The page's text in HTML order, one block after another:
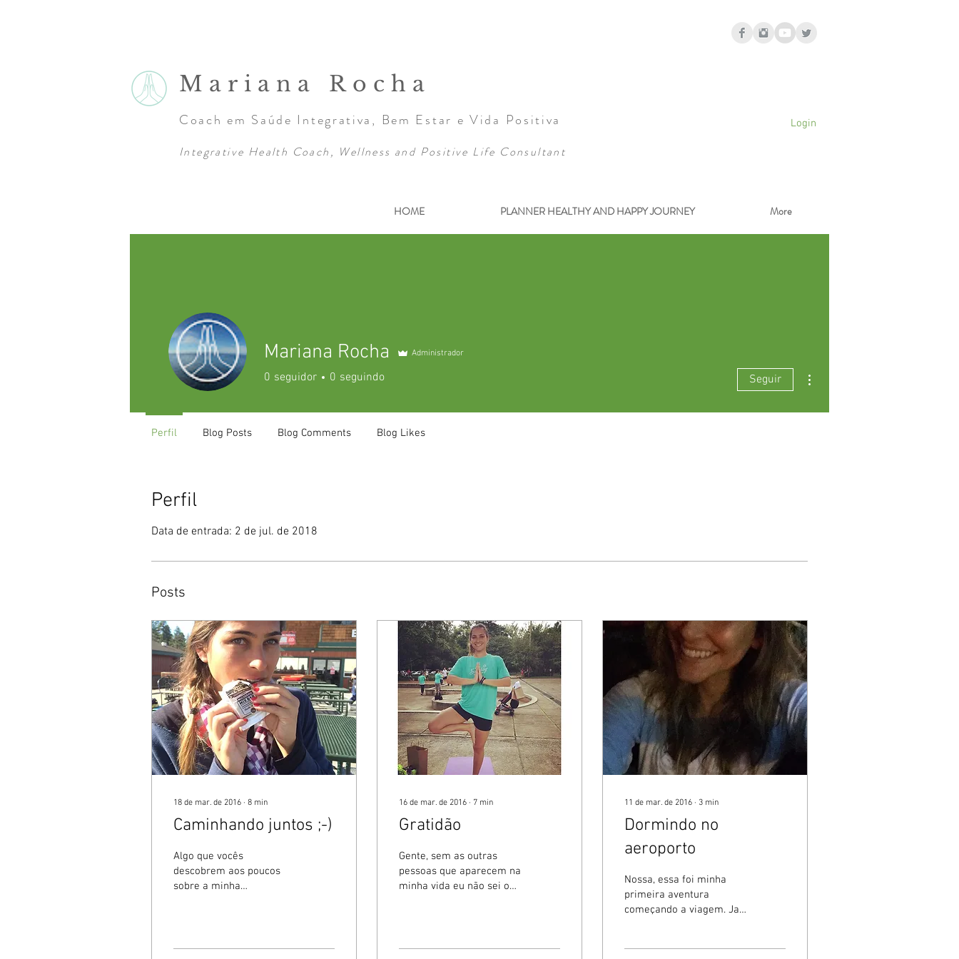
Mariana Rocha
Coach em Saúde Integrativa, Bem Estar e Vida Positiva
Integrative Health Coach, Wellness and Positive Life Consultant
Login
HOME PLANNER HEALTHY AND HAPPY JOURNEY More
Perfil
Data de entrada: 2 de jul. de 2018
Posts
18 de mar. de 2016 ∙ 8 min
Caminhando juntos ;-)
Algo que vocês
descobrem aos poucos
sobre a minha
aberto e sei que tudo...
16 de mar. de 2016 ∙ 7 min
Gratidão
Gente, sem as outras
pessoas que aparecem na
minha vida eu não sei o
com...
11 de mar. de 2016 ∙ 3 min
Dormindo no
aeroporto
Nossa, essa foi minha
primeira aventura
começando a viagem. Ja
Mariana Rocha Administrador
0 seguidor 0 seguindo Seguir
Perfil Blog Posts Blog Comments Blog Likes